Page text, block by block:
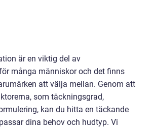
är en viktig del av
många människor och det finns
att välja mellan. Genom att
som täckningsgrad,
kan du hitta en täckande
dina behov och hudtyp. Vi